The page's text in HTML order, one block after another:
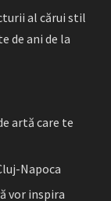
al cărui stil
de ani de la
artă care te
Napoca
vor inspira